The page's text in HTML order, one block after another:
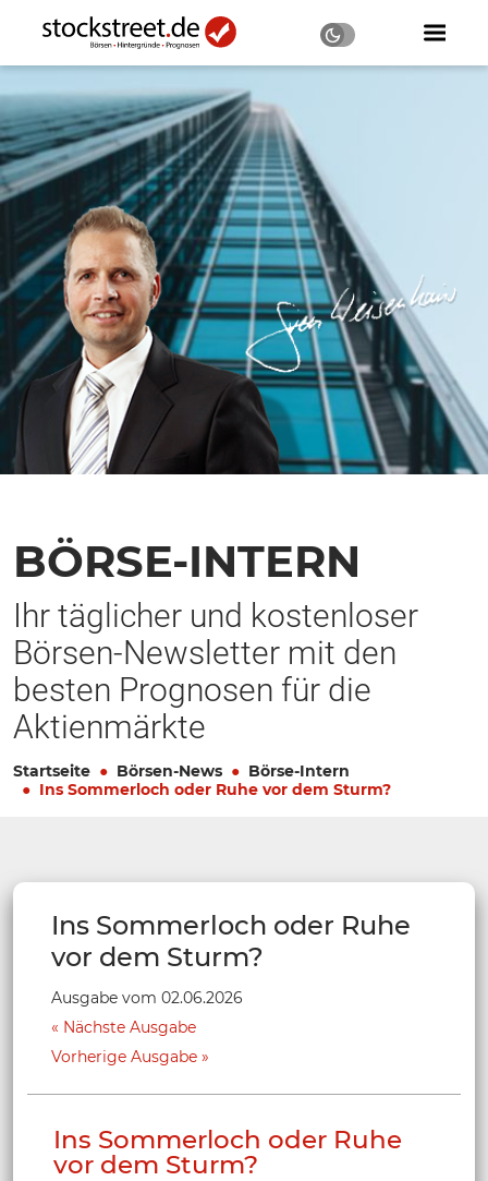
BÖRSE-INTERN
Ihr täglicher und kostenloser
Börsen-Newsletter mit den
besten Prognosen für die
Aktienmärkte
Startseite Börsen-News
Börse-Intern
Ins Sommerloch oder Ruhe vor dem Sturm?
Ins Sommerloch oder Ruhe
vor dem Sturm?
Ausgabe vom 02.06.2026
Nächste Ausgabe
Vorherige Ausgabe
Ins Sommerloch oder Ruhe
vor dem Sturm?